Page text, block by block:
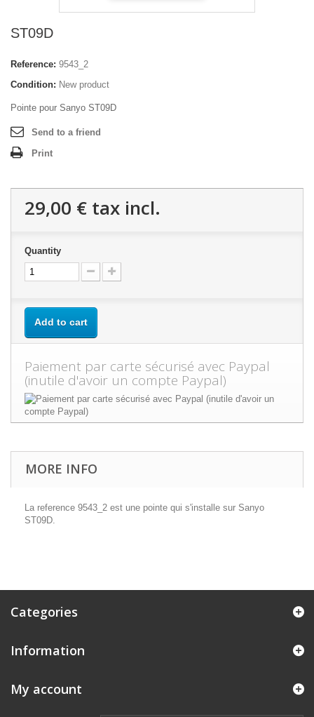
ST09D
Reference: 9543_2
Condition: New product
Pointe pour Sanyo ST09D
Send to a friend
Print
29,00 € tax incl.
Quantity
Add to cart
Paiement par carte sécurisé avec Paypal
(inutile d'avoir un compte Paypal)
MORE INFO
La reference 9543_2 est une pointe qui s'installe sur Sanyo
ST09D.
Categories
Information
My account